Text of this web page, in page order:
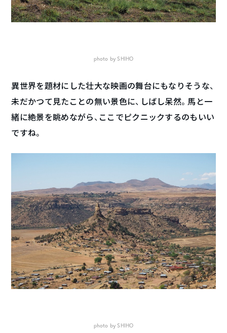
photo by SHIHO
異世界を題材にした壮大な映画の舞台にもなりそうな、
未だかつて見たことの無い景色に、しばし呆然。馬と一
緒に絶景を眺めながら、ここでピクニックするのもいい
ですね。
photo by SHIHO